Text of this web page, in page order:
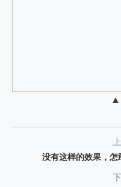
▲
没有这样的效果，怎